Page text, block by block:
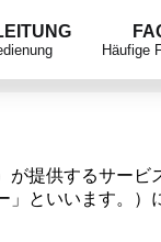
Häufige
提供するサー
といいます。